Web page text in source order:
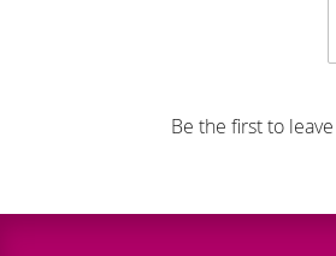
Be the first to